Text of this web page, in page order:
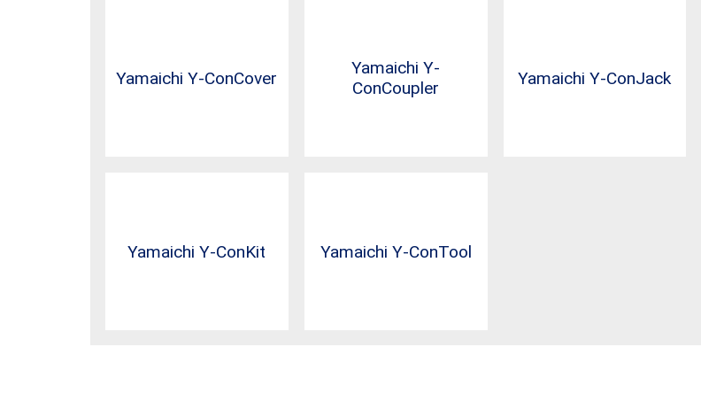
Yamaichi Y-ConCover
Yamaichi Y-
ConCoupler
Yamaichi Y-ConJack
Yamaichi Y-ConKit Yamaichi Y-ConTool